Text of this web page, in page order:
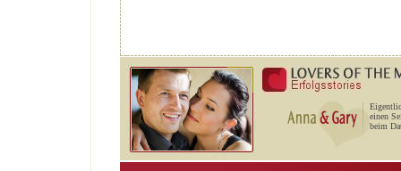
einen
beim